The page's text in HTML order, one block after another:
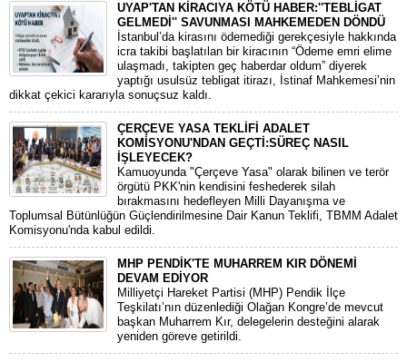
UYAP'TAN KİRACIYA KÖTÜ HABER:''TEBLİGAT
GELMEDİ'' SAVUNMASI MAHKEMEDEN DÖNDÜ
​İstanbul’da kirasını ödemediği gerekçesiyle hakkında
icra takibi başlatılan bir kiracının “Ödeme emri elime
ulaşmadı, takipten geç haberdar oldum” diyerek
yaptığı usulsüz tebligat itirazı, İstinaf Mahkemesi’nin
dikkat çekici kararıyla sonuçsuz kaldı.
ÇERÇEVE YASA TEKLİFİ ADALET
KOMİSYONU'NDAN GEÇTİ:SÜREÇ NASIL
İŞLEYECEK?
​Kamuoyunda "Çerçeve Yasa" olarak bilinen ve terör
örgütü PKK'nin kendisini feshederek silah
bırakmasını hedefleyen Milli Dayanışma ve
Toplumsal Bütünlüğün Güçlendirilmesine Dair Kanun Teklifi, TBMM Adalet
Komisyonu'nda kabul edildi.
MHP PENDİK'TE MUHARREM KIR DÖNEMİ
DEVAM EDİYOR
​Milliyetçi Hareket Partisi (MHP) Pendik İlçe
Teşkilatı’nın düzenlediği Olağan Kongre’de mevcut
başkan Muharrem Kır, delegelerin desteğini alarak
yeniden göreve getirildi.